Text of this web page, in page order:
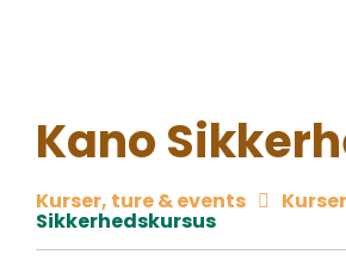
Kano
Kurser, ture & events Kurser
Sikkerhedskursus